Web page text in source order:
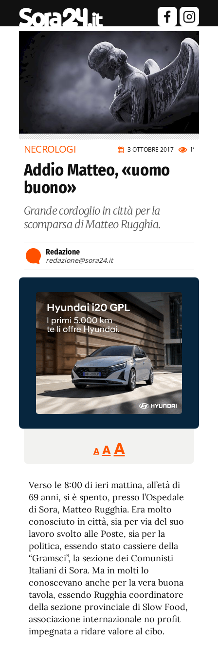
3 OTTOBRE 2017 1’
NECROLOGI
Addio Matteo, «uomo
buono»
Grande cordoglio in città per la
scomparsa di Matteo Rugghia.
Redazione
redazione@sora24.it
A
Reducir
tamaño
A Restablecer
de
fuente
AAumentar
de
fuente.
Verso le 8:00 di ieri mattina, all’età di
69 anni, si è spento, presso l’Ospedale
di Sora, Matteo Rugghia. Era molto
conosciuto in città, sia per via del suo
lavoro svolto alle Poste, sia per la
politica, essendo stato cassiere della
“Gramsci”, la sezione dei Comunisti
Italiani di Sora. Ma in molti lo
conoscevano anche per la vera buona
tavola, essendo Rugghia coordinatore
della sezione provinciale di Slow Food,
associazione internazionale no profit
impegnata a ridare valore al cibo.